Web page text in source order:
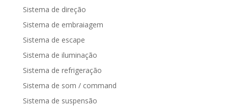
Sistema de direção
Sistema de embraiagem
Sistema de escape
Sistema de iluminação
Sistema de refrigeração
Sistema de som / command
Sistema de suspensão